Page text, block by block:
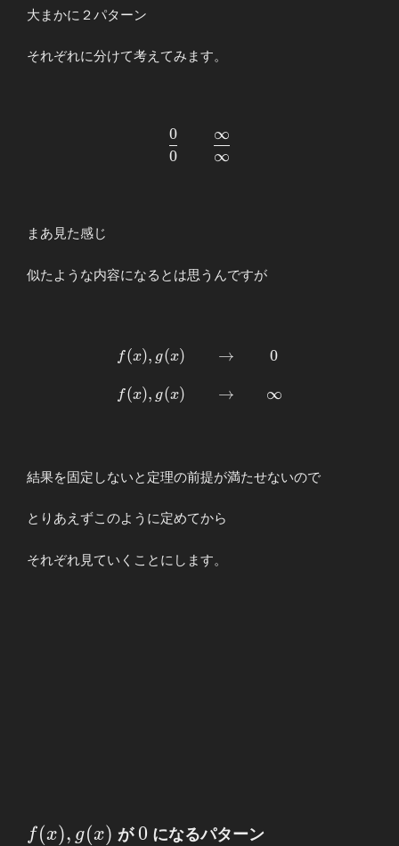
大まかに２パターン
それぞれに分けて考えてみます。
\begin{array}
{llllll} \displaystyle
0
0
∞
∞
まあ見た感じ
似たような内容になるとは思うんですが
\begin{array}{llllcl}
f(x),g(x)&&→&&0 \\
f(x), g(x)
f(x), g(x)
→
→
0
∞
結果を固定しないと定理の前提が満たせないので
とりあえずこのように定めてから
それぞれ見ていくことにします。
f(x),g(x)
f(x), g(x) が 0
0 になるパターン